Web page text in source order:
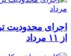
اجرای محدودیت
از ۱۱ مرداد